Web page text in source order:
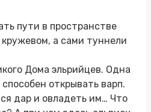
пути в пространстве
а сами туннели
Дома эльрийцев. Одна
открывать варп.
дар и овладеть им… Что